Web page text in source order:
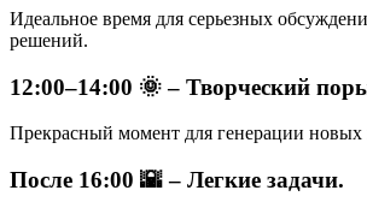
Идеальное время для серьезных
решений.
12:00–14:00 🌞 – Творческий
Прекрасный момент для генерации
После 16:00 🌇 – Легкие задачи.